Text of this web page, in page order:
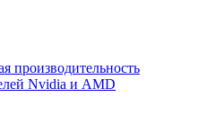
производительность
Nvidia и AMD